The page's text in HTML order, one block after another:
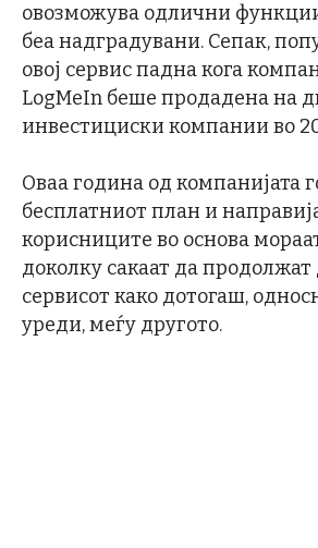
овозможува одлични
беа надградувани. Сепак,
овој сервис падна кога
LogMeIn беше продадена на
инвестициски компании во
Оваа година од компанијата
бесплатниот план и
корисниците во основа
доколку сакаат да продолжат
сервисот како дотогаш,
уреди, меѓу другото.